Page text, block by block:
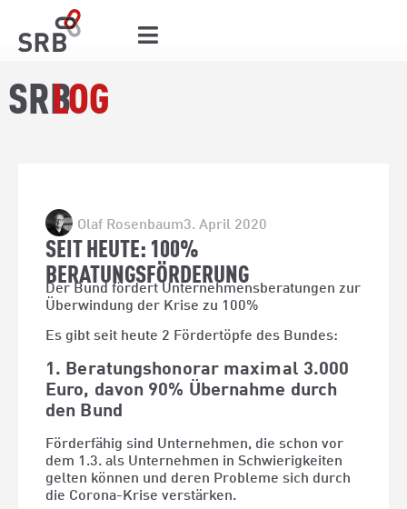
SRBLOG
Olaf Rosenbaum3. April 2020
SEIT HEUTE: 100%
BERATUNGSFÖRDERUNG
Der Bund fördert Unternehmensberatungen zur
Überwindung der Krise zu 100%
Es gibt seit heute 2 Fördertöpfe des Bundes:
1. Beratungshonorar maximal 3.000
Euro, davon 90% Übernahme durch
den Bund
Förderfähig sind Unternehmen, die schon vor
dem 1.3. als Unternehmen in Schwierigkeiten
gelten können und deren Probleme sich durch
die Corona-Krise verstärken.